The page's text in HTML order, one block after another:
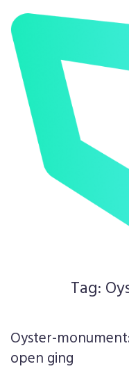
content
Tag:
Oyster-
open ging